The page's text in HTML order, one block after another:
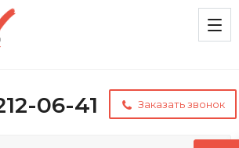
06-41 Заказать звонок